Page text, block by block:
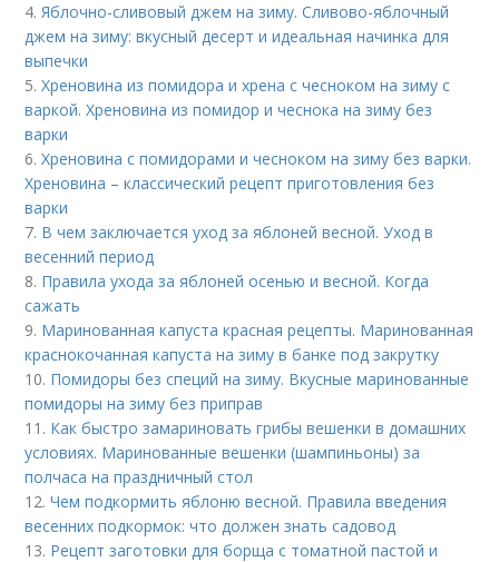
4.Яблочно-сливовый джем на зиму. Сливово-яблочный
джем на зиму: вкусный десерт и идеальная начинка для
выпечки
5.Хреновина из помидора и хрена с чесноком на зиму с
варкой. Хреновина из помидор и чеснока на зиму без
варки
6.Хреновина с помидорами и чесноком на зиму без варки.
Хреновина – классический рецепт приготовления без
варки
7. В чем заключается уход за яблоней весной. Уход в
весенний период
8. Правила ухода за яблоней осенью и весной. Когда
сажать
9. Маринованная капуста красная рецепты. Маринованная
краснокочанная капуста на зиму в банке под закрутку
10. Помидоры без специй на зиму. Вкусные маринованные
помидоры на зиму без приправ
11. Как быстро замариновать грибы вешенки в домашних
условиях. Маринованные вешенки (шампиньоны) за
полчаса на праздничный стол
12.Чем подкормить яблоню весной. Правила введения
весенних подкормок: что должен знать садовод
13. Рецепт заготовки для борща с томатной пастой и